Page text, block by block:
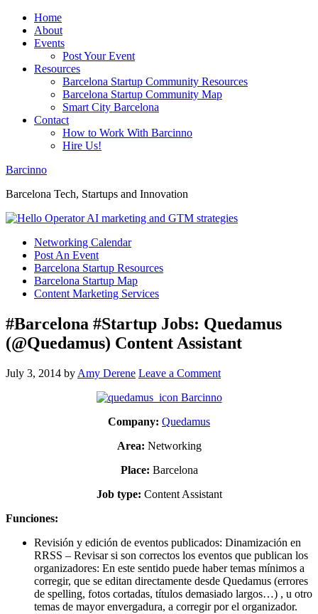
Home
About
Events
Post Your Event
Resources
Barcelona Startup Community Resources
Barcelona Startup Community Map
Smart City Barcelona
Contact
How to Work With Barcinno
Hire Us!
Barcinno
Barcelona Tech, Startups and Innovation
Networking Calendar
Post An Event
Barcelona Startup Resources
Barcelona Startup Map
Content Marketing Services
#Barcelona #Startup Jobs: Quedamus
(@Quedamus) Content Assistant
July 3, 2014 by Amy Derene Leave a Comment
Company: Quedamus
Area: Networking
Place: Barcelona
Job type: Content Assistant
Funciones:
Revisión y edición de eventos publicados: Dinamización en
RRSS – Revisar si son correctos los eventos que publican los
organizadores: En este sentido puede haber temas mínimos a
corregir, que se editan directamente desde Quedamus (errores
de spelling, fotos cortadas, títulos demasiado largos…) , u otro
temas de mayor envergadura, a corregir por el organizador.